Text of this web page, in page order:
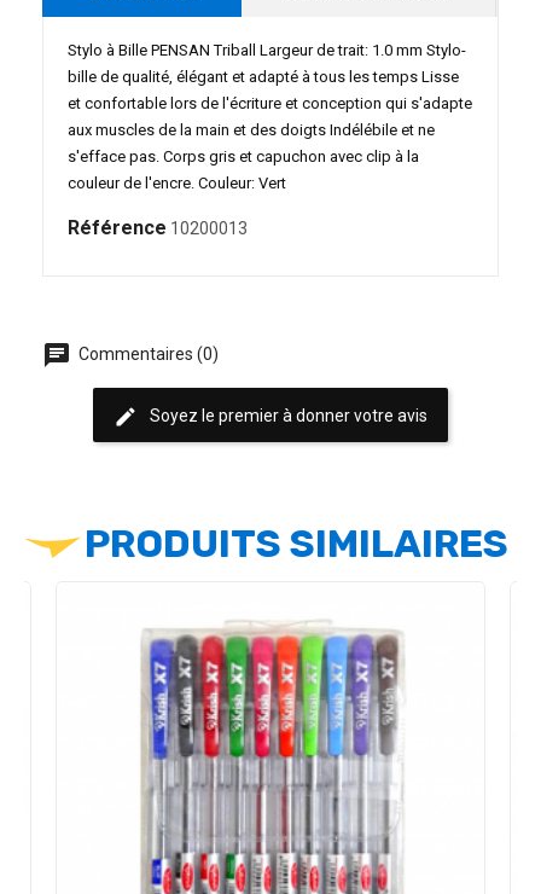
Stylo à Bille PENSAN Triball Largeur de trait: 1.0 mm Stylo-
bille de qualité, élégant et adapté à tous les temps Lisse
et confortable lors de l'écriture et conception qui s'adapte
aux muscles de la main et des doigts Indélébile et ne
s'efface pas. Corps gris et capuchon avec clip à la
couleur de l'encre. Couleur: Vert
Référence 10200013
chat Commentaires (0)
edit Soyez le premier à donner votre avis
PRODUITS SIMILAIRES